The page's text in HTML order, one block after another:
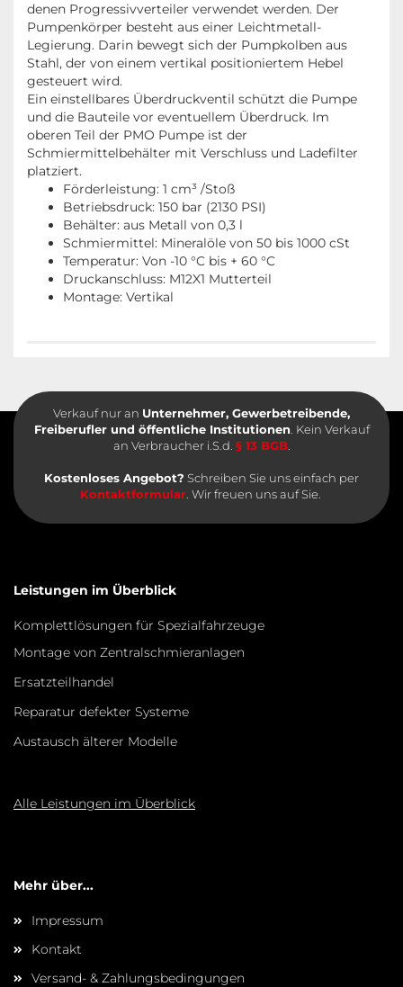
denen Progressivverteiler verwendet werden. Der
Pumpenkörper besteht aus einer Leichtmetall-
Legierung. Darin bewegt sich der Pumpkolben aus
Stahl, der von einem vertikal positioniertem Hebel
gesteuert wird.
Ein einstellbares Überdruckventil schützt die Pumpe
und die Bauteile vor eventuellem Überdruck. Im
oberen Teil der PMO Pumpe ist der
Schmiermittelbehälter mit Verschluss und Ladefilter
platziert.
Förderleistung: 1 cm³ /Stoß
Betriebsdruck: 150 bar (2130 PSI)
Behälter: aus Metall von 0,3 l
Schmiermittel: Mineralöle von 50 bis 1000 cSt
Temperatur: Von -10 °C bis + 60 °C
Druckanschluss: M12X1 Mutterteil
Montage: Vertikal
Verkauf nur an Unternehmer, Gewerbetreibende,
Freiberufler und öffentliche Institutionen . Kein Verkauf
an Verbraucher i.S.d. § 13 BGB.
Kostenloses Angebot? Schreiben Sie uns einfach per
Kontaktformular. Wir freuen uns auf Sie.
Leistungen im Überblick
Komplettlösungen für Spezialfahrzeuge
Montage von Zentralschmieranlagen
Ersatzteilhandel
Reparatur defekter Systeme
Austausch älterer Modelle
Alle Leistungen im Überblick
Mehr über...
Impressum
Kontakt
Versand- & Zahlungsbedingungen